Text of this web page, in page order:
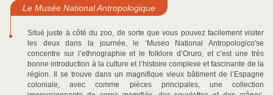
Le Musée National Antropologique
Situé juste à côté du zoo, de sorte que vous pouvez facilement visiter
les deux dans la journée, le ‘Museo National Antropologico'se
concentre sur l’ethnographie et le folklore d’Oruro, et c’est une très
bonne introduction à la culture et l’histoire complexe et fascinante de la
région. Il se trouve dans un magnifique vieux bâtiment de l’Espagne
coloniale, avec comme pièces principales, une collection